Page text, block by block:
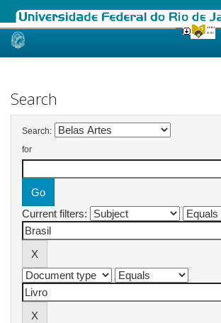
Skip
Search
Search:
for
Current filters: